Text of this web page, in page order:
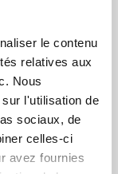
le contenu
relatives aux
Nous
l'utilisation de
sociaux, de
celles-ci
avez fournies